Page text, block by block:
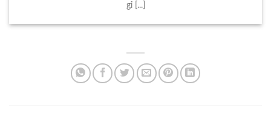
gỉ [...]